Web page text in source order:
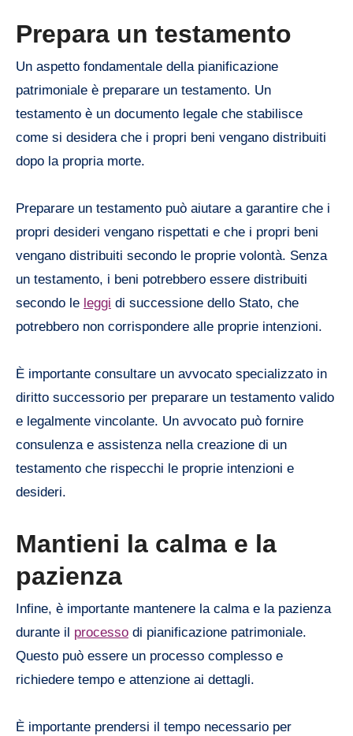
Prepara un testamento
Un aspetto fondamentale della pianificazione
patrimoniale è preparare un testamento. Un
testamento è un documento legale che stabilisce
come si desidera che i propri beni vengano distribuiti
dopo la propria morte.
Preparare un testamento può aiutare a garantire che i
propri desideri vengano rispettati e che i propri beni
vengano distribuiti secondo le proprie volontà. Senza
un testamento, i beni potrebbero essere distribuiti
secondo le leggi di successione dello Stato, che
potrebbero non corrispondere alle proprie intenzioni.
È importante consultare un avvocato specializzato in
diritto successorio per preparare un testamento valido
e legalmente vincolante. Un avvocato può fornire
consulenza e assistenza nella creazione di un
testamento che rispecchi le proprie intenzioni e
desideri.
Mantieni la calma e la
pazienza
Infine, è importante mantenere la calma e la pazienza
durante il processo di pianificazione patrimoniale.
Questo può essere un processo complesso e
richiedere tempo e attenzione ai dettagli.
È importante prendersi il tempo necessario per